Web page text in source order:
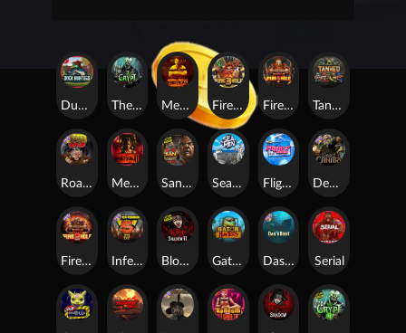
Seamen
Duck Hunters Fire in the Hole 3
Mental 2 San Quentin 2: Death Row
Blood & Shadow 2
Mental
The Crypt
Gator Hunters
Fire in the Hole 2
Tanked
Fire In The Hole xBomb
Das xBoot
Road Rage Flight Mode
Serial
Infectious 5 xWays
Dead Canary